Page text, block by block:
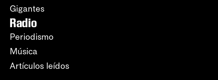
Gigantes
Radio
Periodismo
Música
Artículos leídos